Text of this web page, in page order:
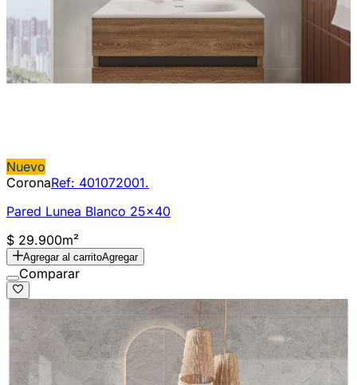
Nuevo
CoronaRef: 401072001.
Pared Lunea Blanco 25x40
$ 29.900m²
Agregar al carritoAgregar
Comparar